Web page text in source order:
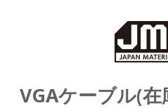
VGAケーブル(